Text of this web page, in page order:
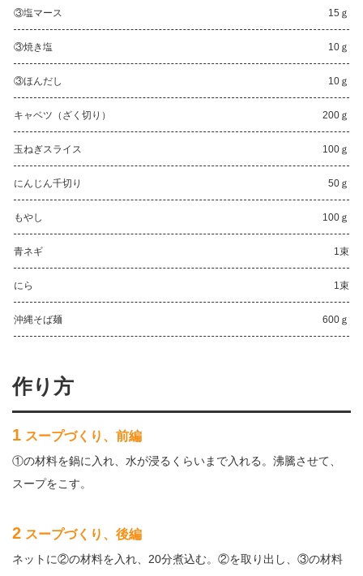
③塩マース 15ｇ
③焼き塩 10ｇ
③ほんだし 10ｇ
キャベツ（ざく切り） 200ｇ
玉ねぎスライス 100ｇ
にんじん千切り 50ｇ
もやし 100ｇ
青ネギ 1束
にら 1束
沖縄そば麺 600ｇ
作り方
1 スープづくり、前編
①の材料を鍋に入れ、水が浸るくらいまで入れる。沸騰させて、
スープをこす。
2 スープづくり、後編
ネットに②の材料を入れ、20分煮込む。②を取り出し、③の材料